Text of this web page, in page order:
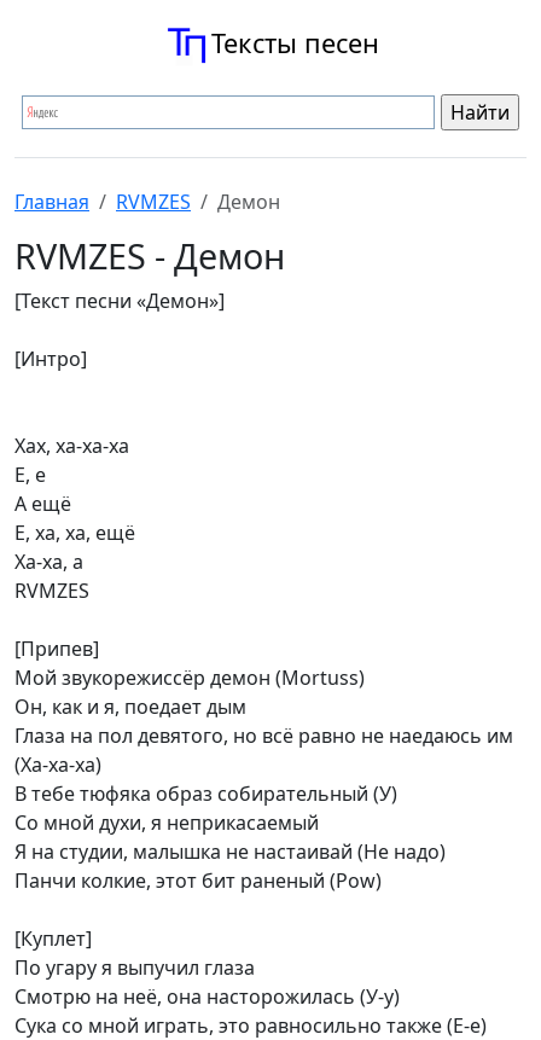
Тексты песен
Главная RVMZES Демон
RVMZES - Демон
[Текст песни «Демон»]
[Интро]
Хах, ха-ха-ха
Е, е
А ещё
Е, ха, ха, ещё
Ха-ха, а
RVMZES
[Припев]
Мой звукорежиссёр демон (Mortuss)
Он, как и я, поедает дым
Глаза на пол девятого, но всё равно не наедаюсь им
(Ха-ха-ха)
В тебе тюфяка образ собирательный (У)
Со мной духи, я неприкасаемый
Я на студии, малышка не настаивай (Не надо)
Панчи колкие, этот бит раненый (Pow)
[Куплет]
По угару я выпучил глаза
Смотрю на неё, она насторожилась (У-у)
Сука со мной играть, это равносильно также (Е-е)